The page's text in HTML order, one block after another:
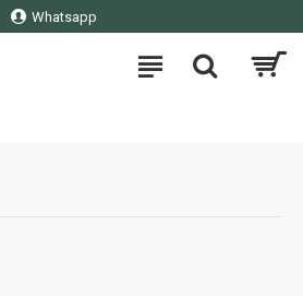
Whatsapp